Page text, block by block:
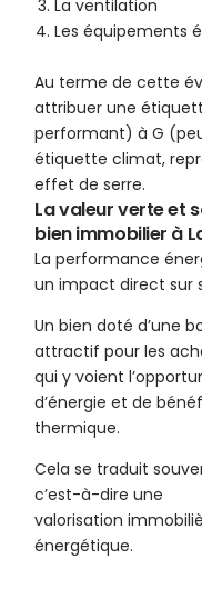
La ventilation
Les équipements
Au terme de cette
attribuer une
performant) à G
étiquette climat,
effet de serre.
La valeur verte et
bien immobilier à
La performance
un impact direct sur
Un bien doté d’une
attractif pour les
qui y voient
d’énergie et de
thermique.
Cela se traduit
c’est-à-dire une
valorisation
énergétique.